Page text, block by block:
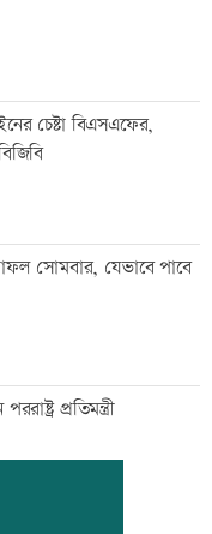
চেষ্টা বিএসএফের,
সোমবার, যেভাবে পাবে
প্রতিমন্ত্রী